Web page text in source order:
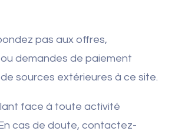
pas aux offres,
demandes de paiement
sources extérieures à ce site.
face à toute activité
cas de doute, contactez-